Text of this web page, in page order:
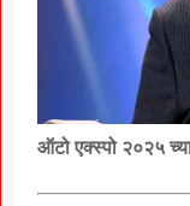
ऑटो एक्स्पो २०२५